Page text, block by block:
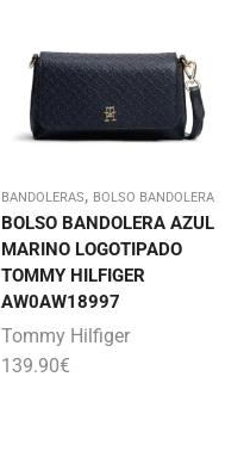
BANDOLERAS, BOLSO BANDOLERA
BOLSO BANDOLERA AZUL
MARINO LOGOTIPADO
TOMMY HILFIGER
AW0AW18997
Tommy Hilfiger
139.90€